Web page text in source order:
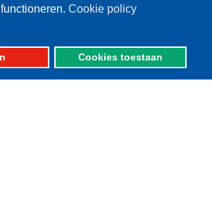
Cookie policy
Cookies toestaan